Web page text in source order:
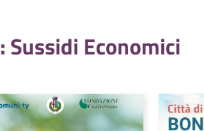
Sussidi Economici